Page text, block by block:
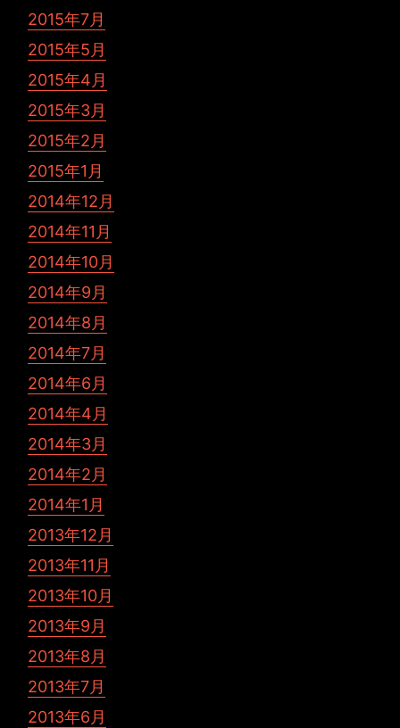
2015年7月
2015年5月
2015年4月
2015年3月
2015年2月
2015年1月
2014年12月
2014年11月
2014年10月
2014年9月
2014年8月
2014年7月
2014年6月
2014年4月
2014年3月
2014年2月
2014年1月
2013年12月
2013年11月
2013年10月
2013年9月
2013年8月
2013年7月
2013年6月